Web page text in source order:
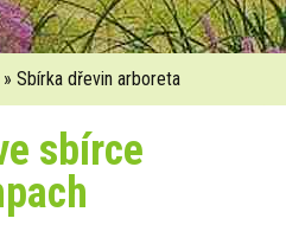
Sbírka dřevin arboreta
sbírce